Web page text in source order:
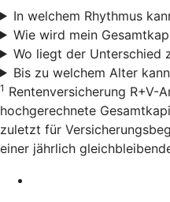
In welchem Rhythmus
Wie wird mein
Wo liegt der Unterschied
Bis zu welchem Alter
1 Rentenversicherung R+V-
hochgerechnete
zuletzt für
einer jährlich